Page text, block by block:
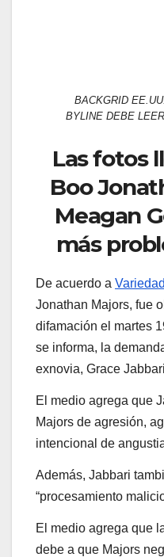
BACKGRID
BYLINE DEBE
Las fotos
Boo
Meagan
más
De acuerdo a Variedad
Jonathan Majors, fue
difamación el martes
se informa, la
exnovia, Grace
El medio agrega que
Majors de agresión,
intencional de
Además, Jabbari
“procesamiento
El medio agrega que
debe a que Majors